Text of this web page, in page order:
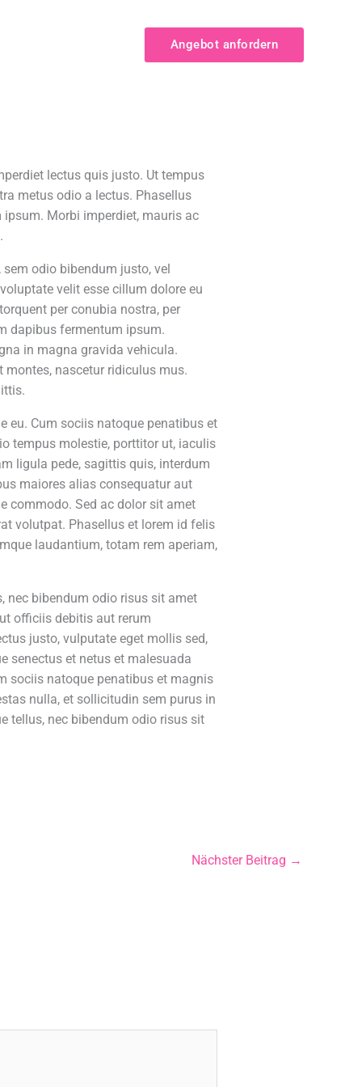
Angebot anfordern
lectus quis justo. Ut tempus
metus odio a lectus. Phasellus
Morbi imperdiet, mauris ac
odio bibendum justo, vel
velit esse cillum dolore eu
per conubia nostra, per
dapibus fermentum ipsum.
in magna gravida vehicula.
nascetur ridiculus mus.
eu. Cum sociis natoque penatibus et
tempus molestie, porttitor ut, iaculis
ligula pede, sagittis quis, interdum
maiores alias consequatur aut
commodo. Sed ac dolor sit amet
volutpat. Phasellus et lorem id felis
laudantium, totam rem aperiam,
nec bibendum odio risus sit amet
officiis debitis aut rerum
justo, vulputate eget mollis sed,
senectus et netus et malesuada
sociis natoque penatibus et magnis
nulla, et sollicitudin sem purus in
tellus, nec bibendum odio risus sit
Nächster Beitrag →